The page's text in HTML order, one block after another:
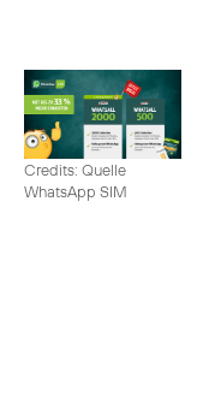
Credits: Quelle
WhatsApp SIM